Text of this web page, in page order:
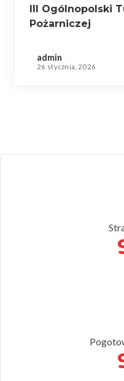
III Ogólnopolski
Pożarniczej
admin
26 stycznia, 2026